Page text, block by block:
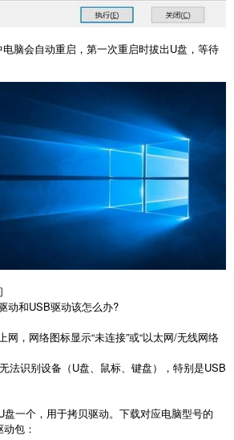
脑会自动重启，第一次重启时拔出U盘，等待
动和USB驱动该怎么办?
，网络图标显示“未连接”或“以太网/无线网络
法识别设备（U盘、鼠标、键盘），特别是USB
盘一个，用于拷贝驱动。下载对应电脑型号的
包：